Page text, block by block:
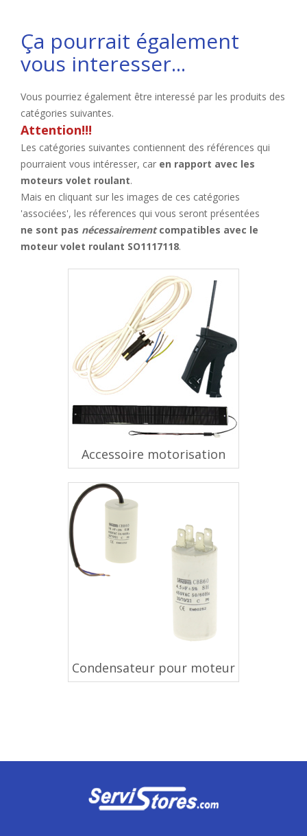
Ça pourrait également
vous interesser...
Vous pourriez également être interessé par les produits des
catégories suivantes.
Attention!!!
Les catégories suivantes contiennent des références qui
pourraient vous intéresser, car en rapport avec les
moteurs volet roulant.
Mais en cliquant sur les images de ces catégories
'associées', les réferences qui vous seront présentées
ne sont pas nécessairementcompatibles avec le
moteur volet roulant SO1117118.
Accessoire motorisation
Condensateur pour moteur